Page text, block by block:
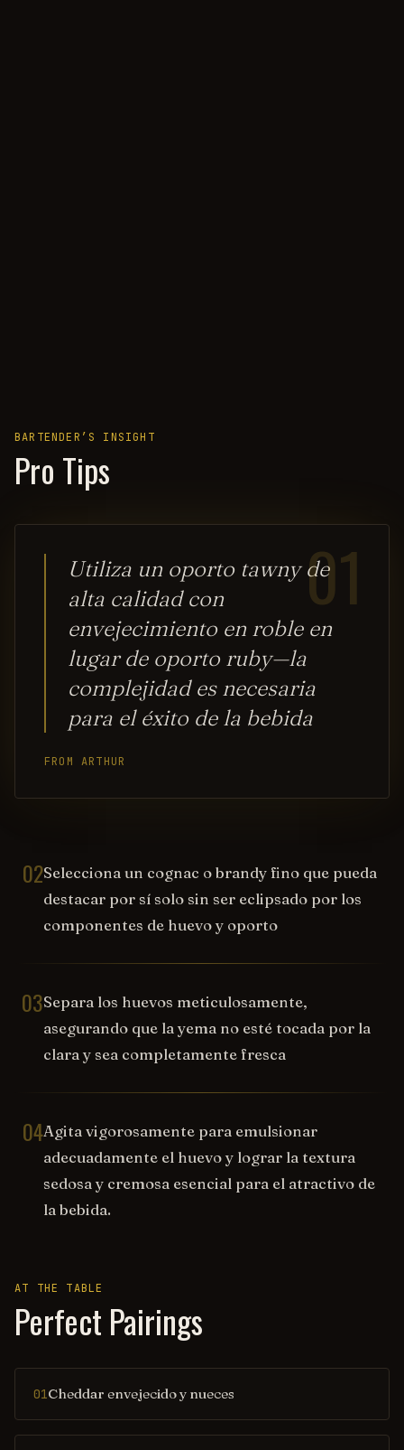
BARTENDER’S INSIGHT
Pro Tips
01
Utiliza un oporto tawny de
alta calidad con
envejecimiento en roble en
lugar de oporto ruby—la
complejidad es necesaria
para el éxito de la bebida
FROM ARTHUR
02Selecciona un cognac o brandy fino que pueda
destacar por sí solo sin ser eclipsado por los
componentes de huevo y oporto
03Separa los huevos meticulosamente,
asegurando que la yema no esté tocada por la
clara y sea completamente fresca
04Agita vigorosamente para emulsionar
adecuadamente el huevo y lograr la textura
sedosa y cremosa esencial para el atractivo de
la bebida.
AT THE TABLE
Perfect Pairings
01Cheddar envejecido y nueces